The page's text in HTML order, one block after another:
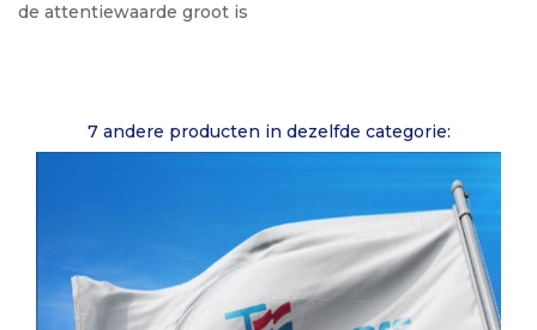
de attentiewaarde groot is
7 andere producten in dezelfde categorie: